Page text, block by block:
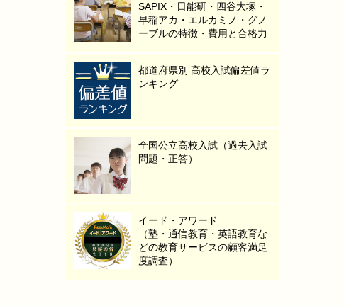
SAPIX・日能研・四谷大塚・
早稲アカ・エルカミノ・グノ
ーブルの特徴・費用と合格力
都道府県別 高校入試偏差値ラ
ンキング
全国公立高校入試（過去入試
問題・正答）
イード・アワード
（塾・通信教育・英語教育な
どの教育サービスの顧客満足
度調査）